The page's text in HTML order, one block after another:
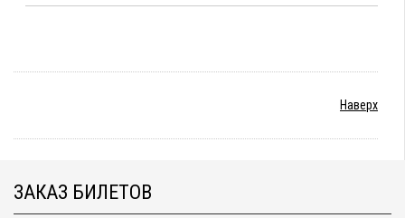
Наверх
ЗАКАЗ БИЛЕТОВ